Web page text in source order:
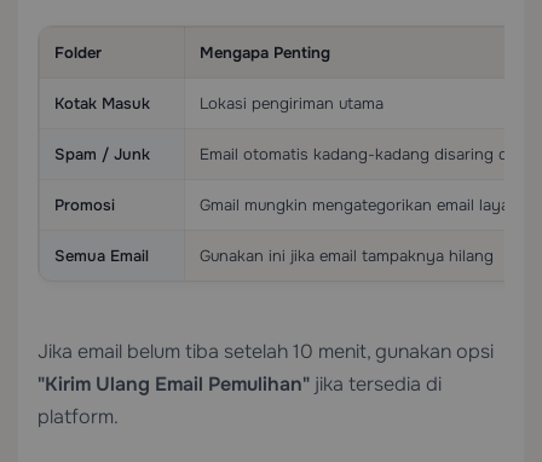
Folder Mengapa Penting
Kotak Masuk Lokasi pengiriman utama
Spam / Junk Email otomatis kadang-kadang disaring di sini
Promosi Gmail mungkin mengategorikan email
Semua Email Gunakan ini jika email tampaknya hilang
Jika email belum tiba setelah 10 menit, gunakan opsi
"Kirim Ulang Email Pemulihan" jika tersedia di
platform.